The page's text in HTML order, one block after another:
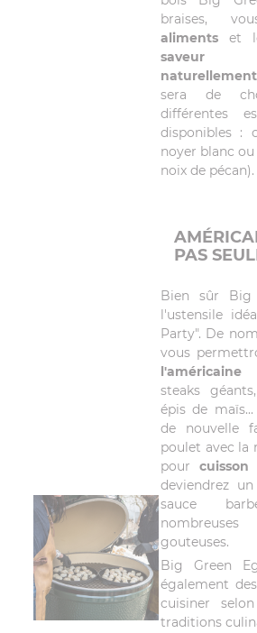
braises,
aliments et
saveur
naturellement
sera de
différentes
disponibles :
noyer blanc
noix de pécan).
PAS
Bien sûr Big
l'ustensile
Party". De
vous
l'américaine
steaks
épis de
de nouvelle
poulet avec la
pour
deviendrez
sauce
gouteuses.
Big Green
également
cuisiner
traditions